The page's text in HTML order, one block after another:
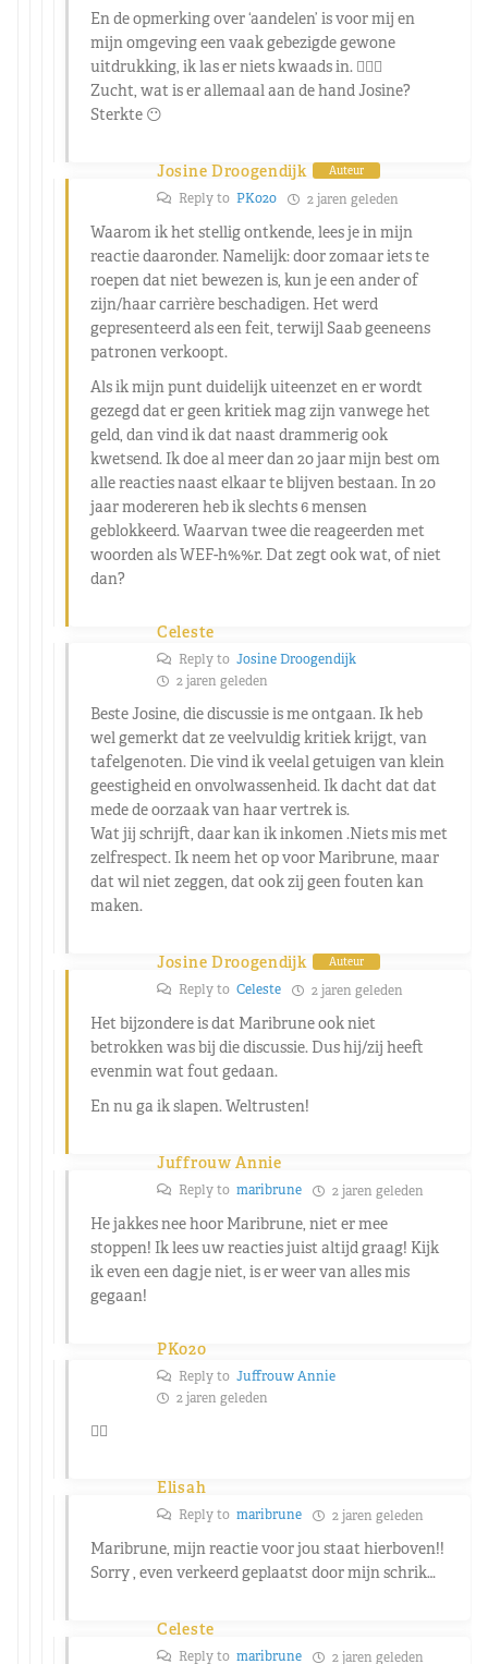
En de opmerking over ‘aandelen’ is voor mij en
mijn omgeving een vaak gebezigde gewone
uitdrukking, ik las er niets kwaads in. 🤷🏼‍♂️
Zucht, wat is er allemaal aan de hand Josine?
Sterkte 😶
Josine Droogendijk Auteur
Reply to PK020 2 jaren geleden
Waarom ik het stellig ontkende, lees je in mijn
reactie daaronder. Namelijk: door zomaar iets te
roepen dat niet bewezen is, kun je een ander of
zijn/haar carrière beschadigen. Het werd
gepresenteerd als een feit, terwijl Saab geeneens
patronen verkoopt.
Als ik mijn punt duidelijk uiteenzet en er wordt
gezegd dat er geen kritiek mag zijn vanwege het
geld, dan vind ik dat naast drammerig ook
kwetsend. Ik doe al meer dan 20 jaar mijn best om
alle reacties naast elkaar te blijven bestaan. In 20
jaar modereren heb ik slechts 6 mensen
geblokkeerd. Waarvan twee die reageerden met
woorden als WEF-h%%r. Dat zegt ook wat, of niet
dan?
Celeste
Reply to Josine Droogendijk
2 jaren geleden
Beste Josine, die discussie is me ontgaan. Ik heb
wel gemerkt dat ze veelvuldig kritiek krijgt, van
tafelgenoten. Die vind ik veelal getuigen van klein
geestigheid en onvolwassenheid. Ik dacht dat dat
mede de oorzaak van haar vertrek is.
Wat jij schrijft, daar kan ik inkomen .Niets mis met
zelfrespect. Ik neem het op voor Maribrune, maar
dat wil niet zeggen, dat ook zij geen fouten kan
maken.
Josine Droogendijk Auteur
Reply to Celeste 2 jaren geleden
Het bijzondere is dat Maribrune ook niet
betrokken was bij die discussie. Dus hij/zij heeft
evenmin wat fout gedaan.
En nu ga ik slapen. Weltrusten!
Juffrouw Annie
Reply to maribrune 2 jaren geleden
He jakkes nee hoor Maribrune, niet er mee
stoppen! Ik lees uw reacties juist altijd graag! Kijk
ik even een dagje niet, is er weer van alles mis
gegaan!
PK020
Reply to Juffrouw Annie
2 jaren geleden
👍🏼
Elisah
Reply to maribrune 2 jaren geleden
Maribrune, mijn reactie voor jou staat hierboven!!
Sorry , even verkeerd geplaatst door mijn schrik…
Celeste
Reply to maribrune 2 jaren geleden